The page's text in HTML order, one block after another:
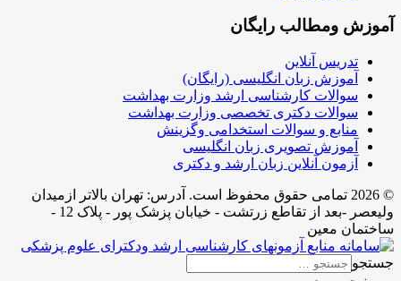
آموزش ومطالب رایگان
تدریس آنلاین
آموزش زبان انگلیسی (رایگان)
سوالات کارشناسی ارشد وزارت بهداشت
سوالات دکتری تخصصی وزارت بهداشت
منابع و سوالات استخدامی وگزینش
آموزش تصویری زبان انگلیسی
آزمون آنلاین زبان ارشد و دکتری
© 2026 تمامی حقوق محفوظ است. آدرس:‌ تهران بالاتر ازمیدان
ولیعصر -بعد از تقاطع زرتشت - خیابان پزشک پور - پلاک 12 -
ساختمان معین
جستجو